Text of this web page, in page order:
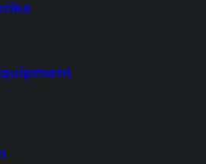
das Paradies mit uns!